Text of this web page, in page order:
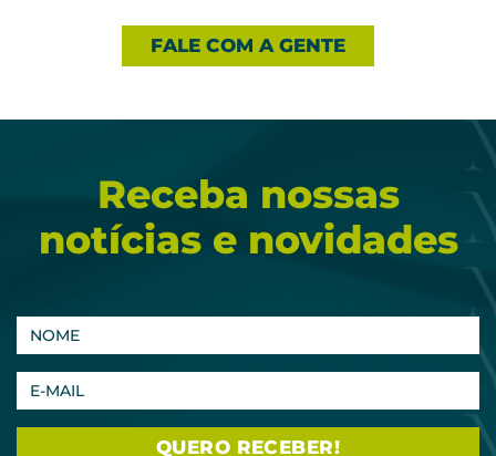
FALE COM A GENTE
Receba nossas
notícias e novidades